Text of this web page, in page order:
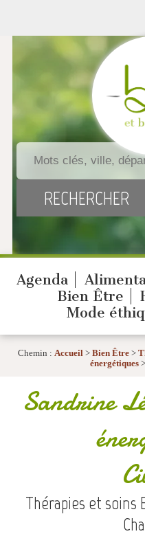
Agenda
Bien Être
Mode
Chemin : Accueil > Bien Être >
énergétiques>
Sandrine
Thérapies et